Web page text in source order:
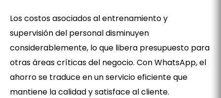
Los costos asociados al entrenamiento y
supervisión del personal disminuyen
considerablemente, lo que libera presupuesto para
otras áreas críticas del negocio. Con WhatsApp, el
ahorro se traduce en un servicio eficiente que
mantiene la calidad y satisface al cliente.